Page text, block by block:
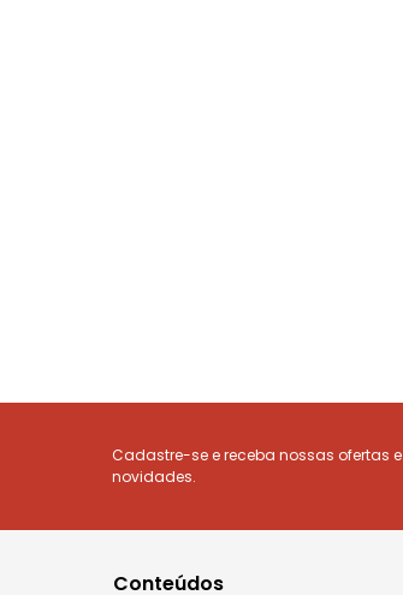
Cadastre-se e receba nossas ofertas e
novidades.
Conteúdos